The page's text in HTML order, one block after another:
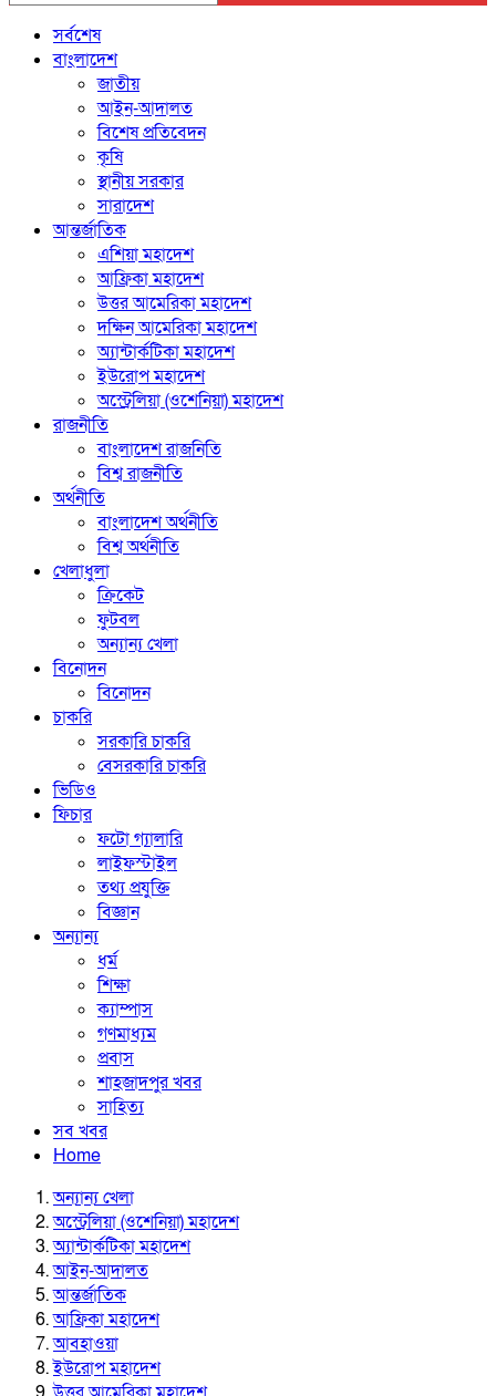
সর্বশেষ
বাংলাদেশ
জাতীয়
আইন-আদালত
বিশেষ প্রতিবেদন
কৃষি
স্থানীয় সরকার
সারাদেশ
আন্তর্জাতিক
এশিয়া মহাদেশ
আফ্রিকা মহাদেশ
উত্তর আমেরিকা মহাদেশ
দক্ষিন আমেরিকা মহাদেশ
অ্যান্টার্কটিকা মহাদেশ
ইউরোপ মহাদেশ
অস্ট্রেলিয়া (ওশেনিয়া) মহাদেশ
রাজনীতি
বাংলাদেশ রাজনিতি
বিশ্ব রাজনীতি
অর্থনীতি
বাংলাদেশ অর্থনীতি
বিশ্ব অর্থনীতি
খেলাধুলা
ক্রিকেট
ফুটবল
অন্যান্য খেলা
বিনোদন
বিনোদন
চাকরি
সরকারি চাকরি
বেসরকারি চাকরি
ভিডিও
ফিচার
ফটো গ্যালারি
লাইফস্টাইল
তথ্য প্রযুক্তি
বিজ্ঞান
অন্যান্য
ধর্ম
শিক্ষা
ক্যাম্পাস
গণমাধ্যম
প্রবাস
শাহজাদপুর খবর
সাহিত্য
সব খবর
Home
অন্যান্য খেলা
অস্ট্রেলিয়া (ওশেনিয়া) মহাদেশ
অ্যান্টার্কটিকা মহাদেশ
আইন-আদালত
আন্তর্জাতিক
আফ্রিকা মহাদেশ
আবহাওয়া
ইউরোপ মহাদেশ